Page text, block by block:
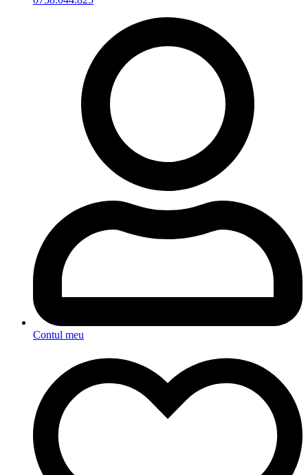
Contul meu